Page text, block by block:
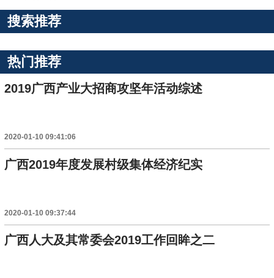
搜索推荐
热门推荐
2019广西产业大招商攻坚年活动综述
2020-01-10 09:41:06
广西2019年度发展村级集体经济纪实
2020-01-10 09:37:44
广西人大及其常委会2019工作回眸之二